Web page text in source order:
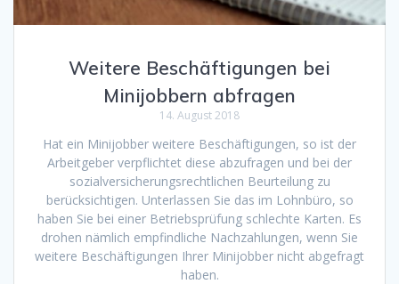
Weitere Beschäftigungen bei
Minijobbern abfragen
14. August 2018
Hat ein Minijobber weitere Beschäftigungen, so ist der
Arbeitgeber verpflichtet diese abzufragen und bei der
sozialversicherungsrechtlichen Beurteilung zu
berücksichtigen. Unterlassen Sie das im Lohnbüro, so
haben Sie bei einer Betriebsprüfung schlechte Karten. Es
drohen nämlich empfindliche Nachzahlungen, wenn Sie
weitere Beschäftigungen Ihrer Minijobber nicht abgefragt
haben.